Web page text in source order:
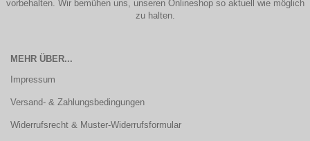
vorbehalten. Wir bemühen uns, unseren Onlineshop so aktuell wie möglich
zu halten.
MEHR ÜBER...
Impressum
Versand- & Zahlungsbedingungen
Widerrufsrecht & Muster-Widerrufsformular